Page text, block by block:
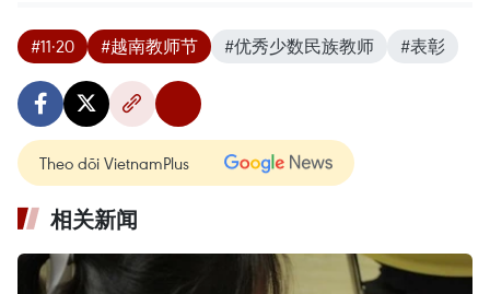
#11·20 #越南教师节 #优秀少数民族教师 #表彰
Theo dõi VietnamPlus
相关新闻